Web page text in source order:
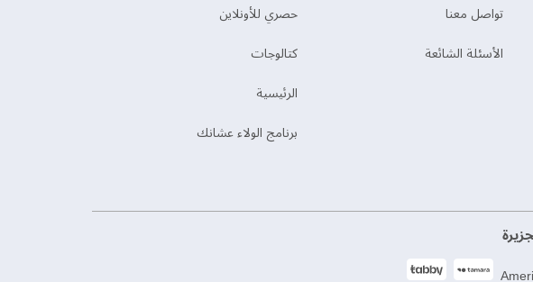
تواصل معنا
الأسئلة الشائعة
حصري للأونلاين
‫كتالوجات‬
الرئيسية
برنامج الولاء عشانك